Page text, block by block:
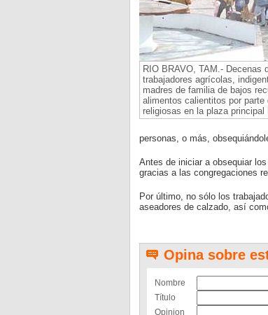
RIO BRAVO, TAM.- Decenas
trabajadores agrícolas,
madres de familia de bajos
alimentos calientitos por parte
religiosas en la plaza
personas, o más,
Antes de iniciar a obsequiar
gracias a las congregaciones
Por último, no sólo los
aseadores de calzado, así
Opina sobre
Nombre
Título
Opinion